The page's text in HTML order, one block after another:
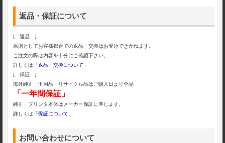
返品・保証について
[ 返品 ]
原則としてお客様都合での返品・交換はお受けできかねます。
ご注文の際は内容を十分にご確認下さい。
詳しくは「返品・交換について 」
[ 保証 ]
海外純正・汎用品・リサイクル品はご購入日より全品
「一年間保証」
純正・プリンタ本体はメーカー保証に準じます。
詳しくは「保証について 」
お問い合わせについて